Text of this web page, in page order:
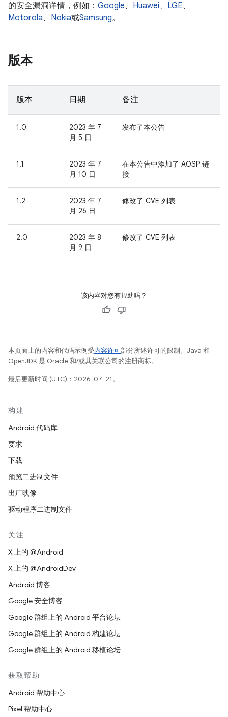
的安全漏洞详情，例如： Google、 Huawei、 LGE、
Motorola、 Nokia或Samsung。
版本
版本 日期 备注
1.0
2023 年 7
月 5 日
发布了本公告
1.1
2023 年 7
月 10 日
在本公告中添加了 AOSP 链
接
1.2
2023 年 7
月 26 日
修改了 CVE 列表
2.0
2023 年 8
月 9 日
修改了 CVE 列表
该内容对您有帮助吗？
本页面上的内容和代码示例受内容许可部分所述许可的限制。Java 和
OpenJDK 是 Oracle 和/或其关联公司的注册商标。
最后更新时间 (UTC)：2026-07-21。
构建
Android 代码库
要求
下载
预览二进制文件
出厂映像
驱动程序二进制文件
关注
X 上的 @Android
X 上的 @AndroidDev
Android 博客
Google 安全博客
Google 群组上的 Android 平台论坛
Google 群组上的 Android 构建论坛
Google 群组上的 Android 移植论坛
获取帮助
Android 帮助中心
Pixel 帮助中心